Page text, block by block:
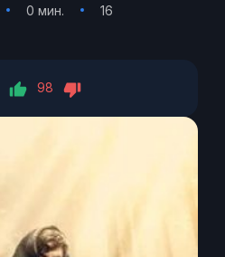
0 мин. 16
98